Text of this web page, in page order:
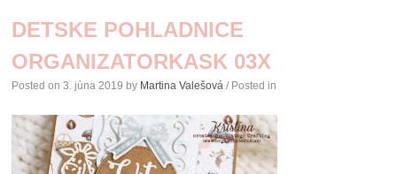
CONTENT
DETSKE POHLADNICE
ORGANIZATORKASK 03X
Posted on3. júna 2019 by Martina Valešová / Posted in